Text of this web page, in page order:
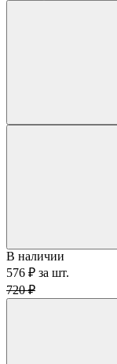
В наличии
576 ₽ за шт.
720 ₽